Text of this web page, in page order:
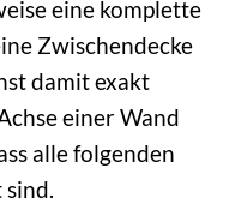
eine komplette
Zwischendecke
damit exakt
einer Wand
alle folgenden